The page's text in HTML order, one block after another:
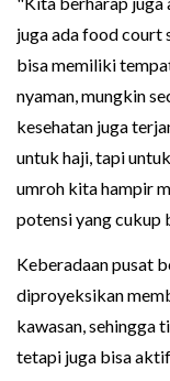
juga ada food court
bisa memiliki
nyaman, mungkin
kesehatan juga
untuk haji, tapi
umroh kita hampir
potensi yang cukup
Keberadaan pusat
diproyeksikan
kawasan, sehingga
tetapi juga bisa